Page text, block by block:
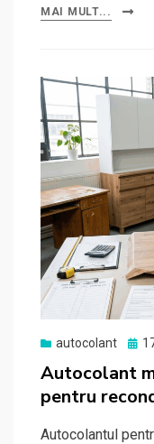
MAI MULT...
autocolant
Autocolant
pentru
Autocolantul